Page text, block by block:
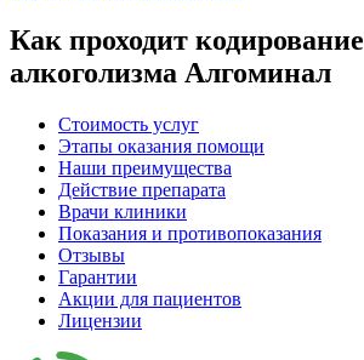
Как проходит кодирование
алкоголизма Алгоминал
Стоимость услуг
Этапы оказания помощи
Наши преимущества
Действие препарата
Врачи клиники
Показания и противопоказания
Отзывы
Гарантии
Акции для пациентов
Лицензии